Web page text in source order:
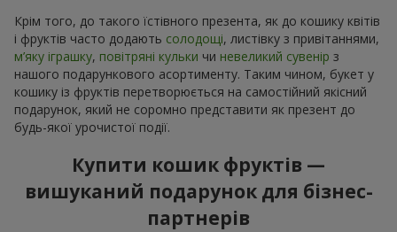
Крім того, до такого їстівного презента, як до кошику квітів
і фруктів часто додають солодощі, листівку з привітаннями,
м’яку іграшку, повітряні кульки чи невеликий сувенір з
нашого подарункового асортименту. Таким чином, букет у
кошику із фруктів перетворюється на самостійний якісний
подарунок, який не соромно представити як презент до
будь-якої урочистої події.
Купити кошик фруктів —
вишуканий подарунок для бізнес-
партнерів